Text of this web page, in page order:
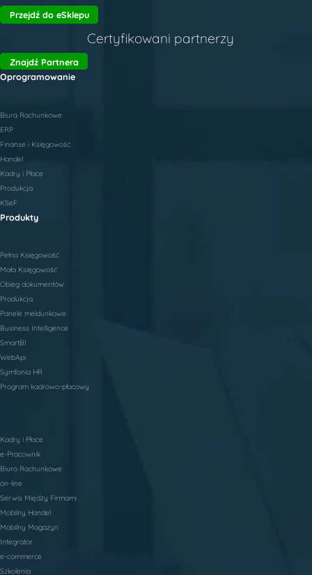
Przejdź do eSklepu
Certyfikowani partnerzy
Znajdź Partnera
Oprogramowanie
Biura Rachunkowe
ERP
Finanse i Księgowość
Handel
Kadry i Płace
Produkcja
KSeF
Produkty
Pełna Księgowość
Mała Księgowość
Obieg dokumentów
Produkcja
Panele meldunkowe
Business Intelligence
SmartBI
WebApi
Symfonia HR
Program kadrowo-płacowy
Kadry i Płace
e-Pracownik
Biuro Rachunkowe
on-line
Serwis Między Firmami
Mobilny Handel
Mobilny Magazyn
Integrator
e-commerce
Szkolenia